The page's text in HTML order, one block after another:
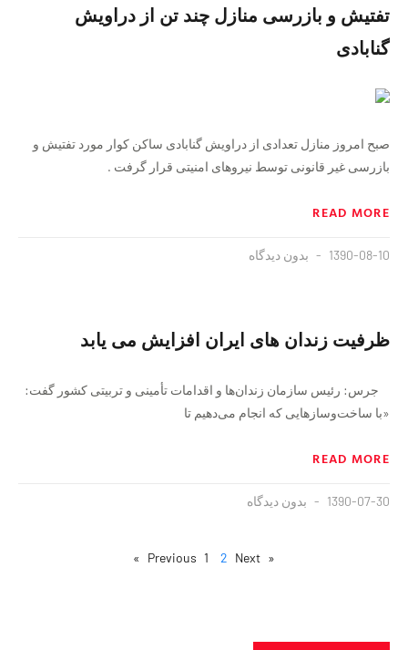
تفتیش و بازرسی منازل چند تن از دراویش
گنابادی
صبح امروز منازل تعدادی از دراویش گنابادی ساکن کوار مورد تفتیش و
بازرسی غیر قانونی توسط نیروهای امنیتی قرار گرفت .
READ MORE
1390-08-10 بدون دیدگاه
ظرفیت زندان های ایران افزایش می یابد
جرس: رئیس سازمان زندان‌ها و اقدامات تأمینی و تربیتی كشور گفت:
«با ساخت‌وسازهایی كه انجام می‌دهیم تا
READ MORE
1390-07-30 بدون دیدگاه
« Previous
1 2 Next »